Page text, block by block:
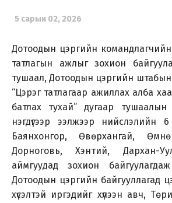
5 сарын 02, 2026
Дотоодын цэргийн
татлагын ажлыг зохион
тушаал, Дотоодын цэргийн
“Цэрэг татлагаар ажиллах алба
батлах тухай” дугаар
нэгдүгээр ээлжээр нийслэлийн 6
Баянхонгор, Өвөрхангай,
Дорноговь, Хэнтий, Дархан-
аймгуудад зохион
Дотоодын цэргийн байгууллагад
хүсэлтэй иргэдийг хүлээн авч,